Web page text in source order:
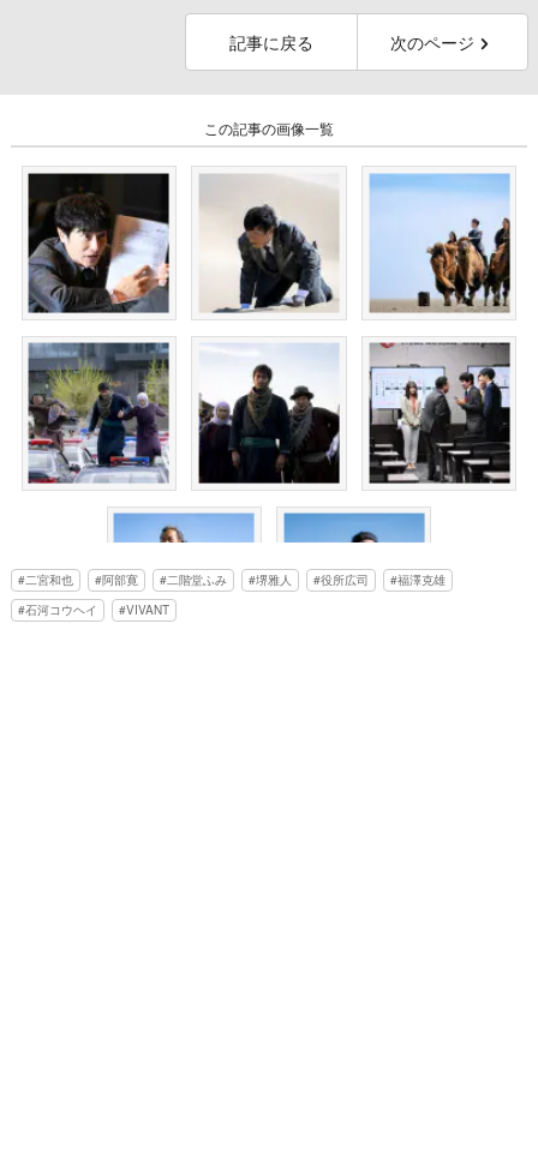
記事に戻る 次のページ
この記事の画像一覧
二宮和也 阿部寛 二階堂ふみ 堺雅人 役所広司
福澤克雄
石河コウヘイ
VIVANT